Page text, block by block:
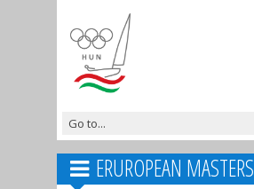
ERUROPEAN MASTERS